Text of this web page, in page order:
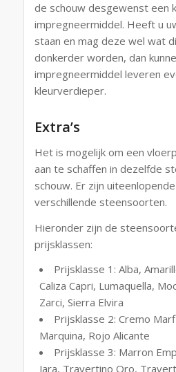
de schouw desgewenst een
impregneermiddel. Heeft u
staan en mag deze wel wat
donkerder worden, dan
impregneermiddel leveren
kleurverdieper.
Extra’s
Het is mogelijk om een
aan te schaffen in dezelfde
schouw. Er zijn
verschillende steensoorten.
Hieronder zijn de
prijsklassen:
Prijsklasse 1: Alba,
Caliza Capri, Lumaquella,
Zarci, Sierra Elvira
Prijsklasse 2: Cremo
Marquina, Rojo Alicante
Prijsklasse 3: Marron
Jara, Travertino Oro,